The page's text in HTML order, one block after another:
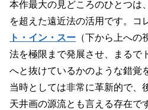
本作最大の見どころのひとつは
を超えた遠近法の活用です。コ
ト・イン・スー （下から上へ
法を極限まで発展させ、まるで
へと抜けているかのような錯覚
当時としては非常に革新的で、
天井画の源流とも言える存在で